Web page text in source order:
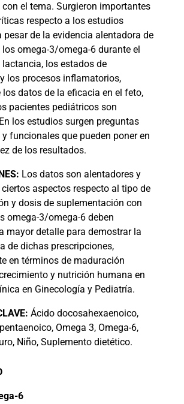
el tema. Surgieron importantes
respecto a los estudios
pesar de la evidencia alentadora de
omega-3/omega-6 durante el
los estados de
los procesos inflamatorios,
los datos de la eficacia en el feto,
pacientes pediátricos son
los estudios surgen preguntas
funcionales que pueden poner en
de los resultados.
Los datos son alentadores y
aspectos respecto al tipo de
y dosis de suplementación con
omega-3/omega-6 deben
mayor detalle para demostrar la
de dichas prescripciones,
en términos de maduración
y nutrición humana en
en Ginecología y Pediatría.
Ácido docosahexaenoico,
Omega 3, Omega-6,
Niño, Suplemento dietético.
6